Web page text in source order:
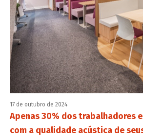
17 de outubro de 2024
Apenas 30% dos trabalhadores
com a qualidade acústica de